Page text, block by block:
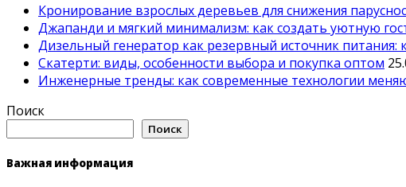
Кронирование взрослых деревьев для снижения
Джапанди и мягкий минимализм: как создать уютную
Дизельный генератор как резервный источник питания:
Скатерти: виды, особенности выбора и покупка оптом
Инженерные тренды: как современные технологии
Поиск
Поиск
Важная информация